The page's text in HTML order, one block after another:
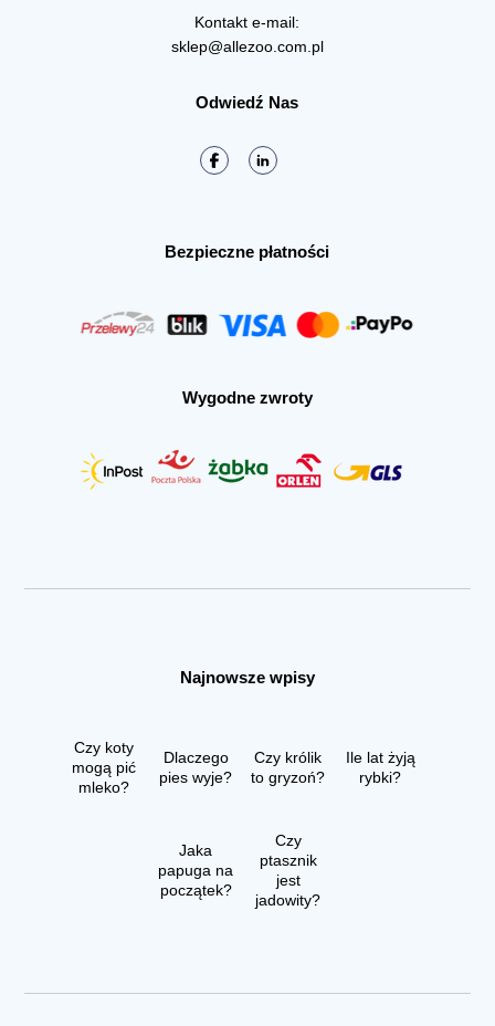
Kontakt e-mail:
sklep@allezoo.com.pl
Odwiedź Nas
Bezpieczne płatności
Wygodne zwroty
Najnowsze wpisy
Czy koty
mogą pić
mleko?
Dlaczego
pies wyje?
Czy królik
to gryzoń?
Ile lat żyją
rybki?
Jaka
papuga na
początek?
Czy
ptasznik
jest
jadowity?